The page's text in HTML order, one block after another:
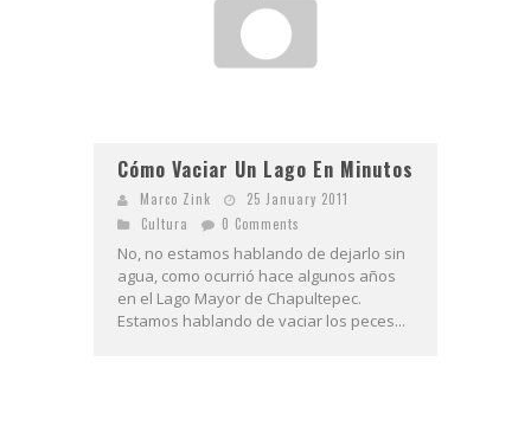
Cómo Vaciar Un Lago En Minutos
Marco Zink
25 January 2011
Cultura
0 Comments
No, no estamos hablando de dejarlo sin
agua, como ocurrió hace algunos años
en el Lago Mayor de Chapultepec.
Estamos hablando de vaciar los peces...